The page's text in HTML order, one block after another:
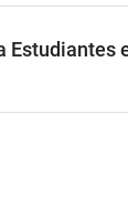
Estudiantes